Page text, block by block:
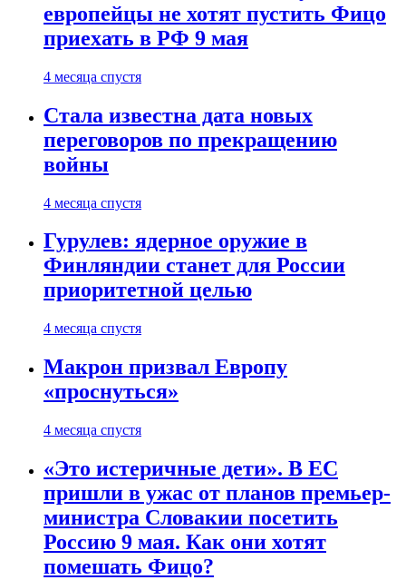
европейцы не хотят пустить Фицо
приехать в РФ 9 мая
4 месяца спустя
Стала известна дата новых
переговоров по прекращению
войны
4 месяца спустя
Гурулев: ядерное оружие в
Финляндии станет для России
приоритетной целью
4 месяца спустя
Макрон призвал Европу
«проснуться»
4 месяца спустя
«Это истеричные дети». В ЕС
пришли в ужас от планов премьер-
министра Словакии посетить
Россию 9 мая. Как они хотят
помешать Фицо?